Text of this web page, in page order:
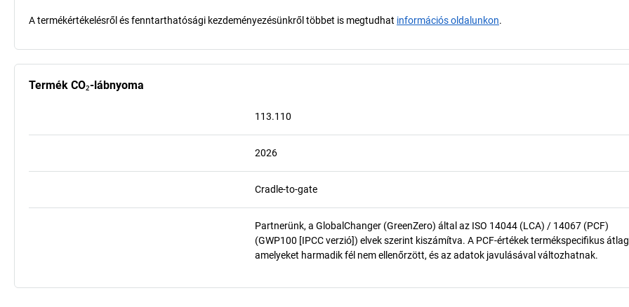
A termékértékelésről és fenntarthatósági kezdeményezésünkről többet is megtudhat információs oldalunkon.
Termék CO₂-lábnyoma
113.110
2026
Cradle-to-gate
Partnerünk, a GlobalChanger (GreenZero) által az ISO 14044 (LCA) / 14067 (PCF)
(GWP100 [IPCC verzió]) elvek szerint kiszámítva. A PCF-értékek termékspecifikus
amelyeket harmadik fél nem ellenőrzött, és az adatok javulásával változhatnak.